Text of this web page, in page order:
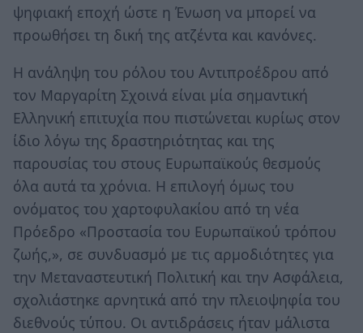
ψηφιακή εποχή ώστε η Ένωση να μπορεί να
προωθήσει τη δική της ατζέντα και κανόνες.
Η ανάληψη του ρόλου του Αντιπροέδρου από
τον Μαργαρίτη Σχοινά είναι μία σημαντική
Ελληνική επιτυχία που πιστώνεται κυρίως στον
ίδιο λόγω της δραστηριότητας και της
παρουσίας του στους Ευρωπαϊκούς θεσμούς
όλα αυτά τα χρόνια. Η επιλογή όμως του
ονόματος του χαρτοφυλακίου από τη νέα
Πρόεδρο «Προστασία του Ευρωπαϊκού τρόπου
ζωής,», σε συνδυασμό με τις αρμοδιότητες για
την Μεταναστευτική Πολιτική και την Ασφάλεια,
σχολιάστηκε αρνητικά από την πλειοψηφία του
διεθνούς τύπου. Οι αντιδράσεις ήταν μάλιστα